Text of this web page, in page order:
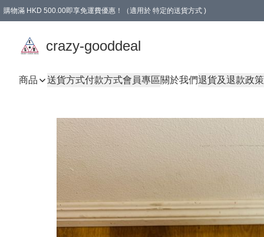
購物滿 HKD 500.00即享免運費優惠！（適用於 特定的送貨方式 )
crazy-gooddeal
商品 送貨方式付款方式會員專區關於我們退貨及退款政策